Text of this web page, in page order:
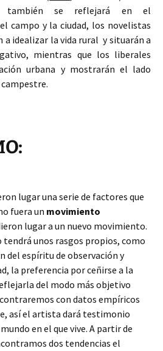
también se reflejará en el
campo y la ciudad, los novelistas
a idealizar la vida rural y situarán a
mientras que los liberales
urbana y mostrarán el lado
lugar una serie de factores que
fuera un movimiento
lugar a un nuevo movimiento.
unos rasgos propios, como
del espíritu de observación y
la preferencia por ceñirse a la
del modo más objetivo
con datos empíricos
así el artista dará testimonio
en el que vive. A partir de
dos tendencias el